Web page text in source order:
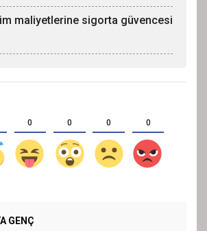
maliyetlerine sigorta güvencesi
0 0 0 0
GENÇ